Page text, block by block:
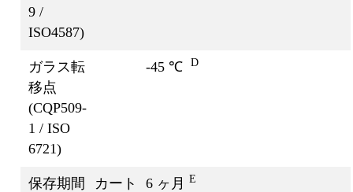
9 /
ISO4587)
ガラス転
移点
(CQP509-
1 / ISO
6721)
-45 ℃ D
保存期間
カート
6 ヶ月 E